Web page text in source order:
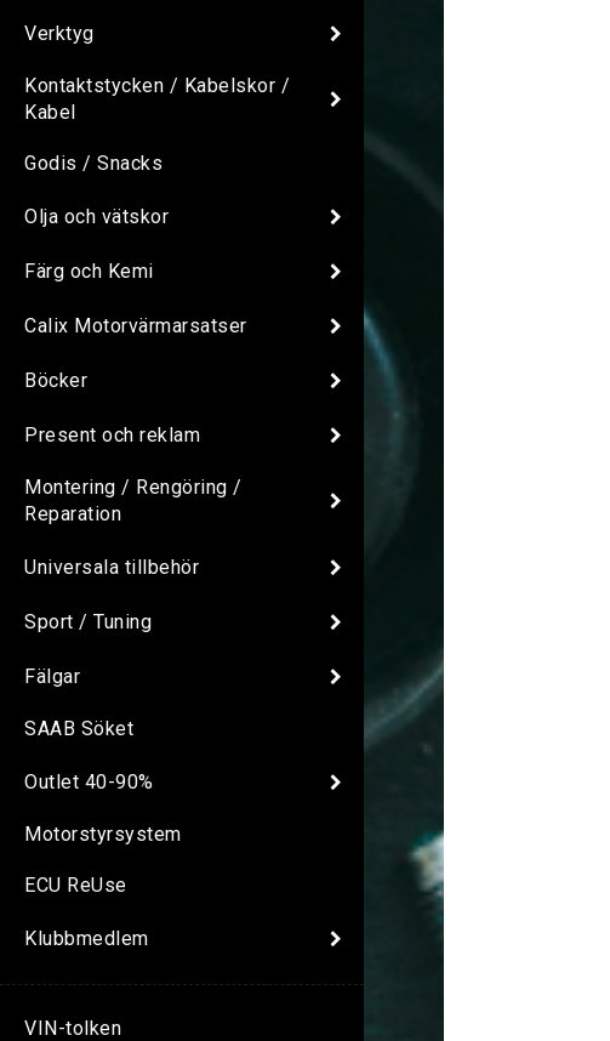
Verktyg
Kontaktstycken / Kabelskor /
Kabel
Godis / Snacks
Olja och vätskor
Färg och Kemi
Calix Motorvärmarsatser
Böcker
Present och reklam
Montering / Rengöring /
Reparation
Universala tillbehör
Sport / Tuning
Fälgar
SAAB Söket
Outlet 40-90%
Motorstyrsystem
ECU ReUse
Klubbmedlem
VIN-tolken